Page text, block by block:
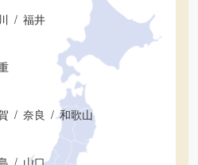
福井
奈良 和歌山